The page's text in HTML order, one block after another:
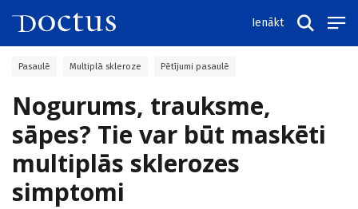
Ienākt
Pasaulē Multiplā skleroze Pētījumi pasaulē
Nogurums, trauksme,
sāpes? Tie var būt maskēti
multiplās sklerozes
simptomi